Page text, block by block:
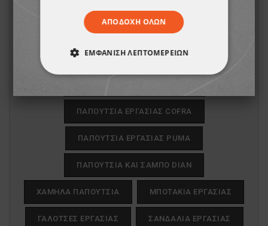
ΠΑΠΟΎΤΣΙΑ ΕΡΓΑΣΊΑΣ PAYPER
ΠΑΠΟΎΤΣΙΑ ΕΡΓΑΣΊΑΣ DIADORA
ΠΑΠΟΎΤΣΙΑ ΕΡΓΑΣΊΑΣ COFRA
ΠΑΠΟΎΤΣΙΑ ΕΡΓΑΣΊΑΣ PUMA
ΠΑΠΟΎΤΣΙΑ ΚΑΙ ΣΑΜΠΌ DIAN
ΧΑΜΗΛΆ ΠΑΠΟΎΤΣΙΑ ΜΠΟΤΆΚΙΑ ΕΡΓΑΣΊΑΣ
ΓΑΛΌΤΣΕΣ ΕΡΓΑΣΊΑΣ ΣΑΝΔΆΛΙΑ ΕΡΓΑΣΊΑΣ
ΑΠΟΔΟΧΉ ΌΛΩΝ
ΕΜΦΆΝΙΣΗ ΛΕΠΤΟΜΕΡΕΙΏΝ
ΑΠΟΛΎΤΩΣ ΑΠΑΡΑΊΤΗΤΑ
ΑΠΌΔΟΣΗΣ ΣΤΌΧΕΥΣΗΣ
ΛΕΙΤΟΥΡΓΙΚΌΤΗΤΑΣ
ΜΗ ΤΑΞΙΝΟΜΗΜΈΝΑ